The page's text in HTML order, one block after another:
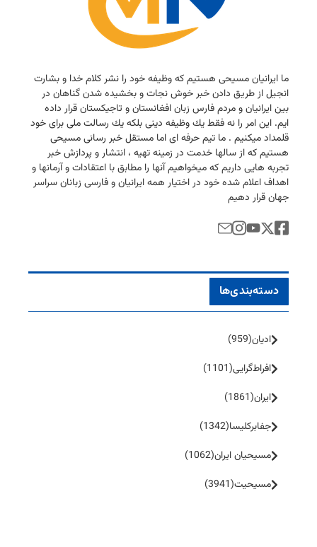
ما ایرانیان مسیحی هستیم كه وظیفه خود را نشر كلام خدا و بشارت
انجیل از طریق دادن خبر خوش نجات و بخشیده شدن گناهان در
بین ایرانیان و مردم فارس زبان افغانستان و تاجیكستان قرار داده
ایم. این امر را نه فقط یك وظیفه دینی بلكه یك رسالت ملی برای خود
قلمداد میكنیم . ما تیم حرفه ای اما مستقل خبر رسانی مسیحی
هستیم كه از سالها خدمت در زمینه تهیه ، انتشار و پردازش خبر
تجربه هایی داریم كه میخواهیم آنها را مطابق با اعتقادات و آرمانها و
اهداف اعلام شده خود در اختیار همه ایرانیان و فارسی زبانان سراسر
جهان قرار دهیم
دسته‌بندی‌ها
ادیان(959)
افراط‌گرایی(1101)
ایران(1861)
جفا‌بر‌کلیسا(1342)
مسیحیان ایران(1062)
مسیحیت(3941)